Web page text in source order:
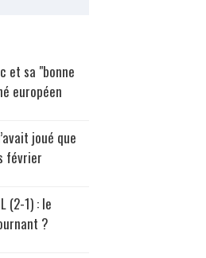
et sa "bonne
européen
joué que
février
(2-1) : le
?